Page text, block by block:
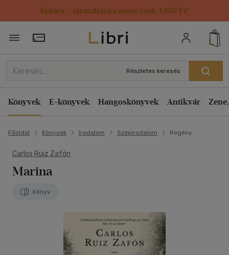
Kulacs / strandtáska most csak 1499 Ft!
Törzsvásárlói Kártya adatai
Részletes keresés
Könyvek E-könyvek Hangoskönyvek Antikvár
Főoldal Könyvek Irodalom Szépirodalom Regény
Carlos Ruiz Zafón
Marina
Könyv